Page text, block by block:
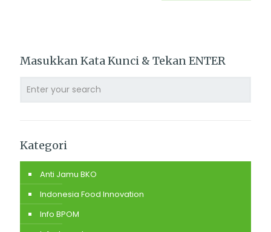
Masukkan Kata Kunci & Tekan ENTER
Kategori
Anti Jamu BKO
Indonesia Food Innovation
Info BPOM